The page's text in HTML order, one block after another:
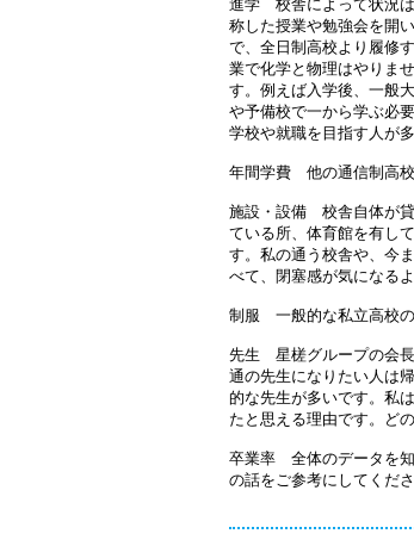
進学 校舎によって状況は
称した授業や勉強会を開
で、全日制高校より履修
業で化学と物理はやりま
す。例えば入学後、一般
や予備校で一から学ぶ必
学校や就職を目指す人が
年間学費 他の通信制高校
施設・設備 校舎自体が貸
ている所、体育館を有し
す。私の通う校舎や、今
べて、閉塞感が気になる
制服 一般的な私立高校の
先生 星槎グループの会
通の先生になりたい人は
的な先生が多いです。私
たと思える理由です。ど
卒業率 全体のデータを
の話をご参考にしてくださ